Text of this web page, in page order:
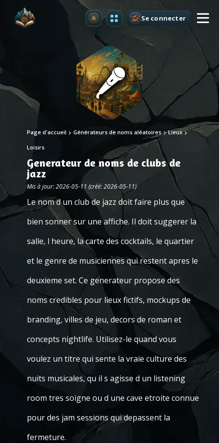
Premium Se connecter
Page d'accueil Générateurs de noms aléatoires Lieux
Loisirs
Generateur de noms de clubs de
jazz
Mis à jour: 2026-05-11 (créé: 2026-05-11)
Le nom d un club de jazz doit faire plus que
bien sonner sur une affiche. Il doit suggerer la
salle, l heure, la carte des cocktails, le quartier
et le genre de musiciennes qui restent apres le
deuxieme set. Ce generateur propose des
noms credibles pour lieux fictifs, mockups de
branding, villes de jeu, decors de roman et
concepts nightlife. Utilisez-le quand vous
voulez un titre qui sente la vraie culture des
nuits musicales, qu il s agisse d un listening
room tres soigne ou d une cave etroite connue
pour des jam sessions qui depassent la
fermeture.